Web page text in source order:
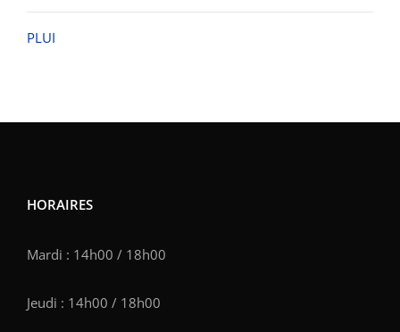
PLUI
HORAIRES
Mardi : 14h00 / 18h00
Jeudi : 14h00 / 18h00